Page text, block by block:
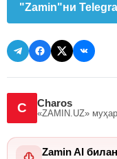
"Zamin"ни
C Charos
«ZAMIN.UZ»
Zamin AI